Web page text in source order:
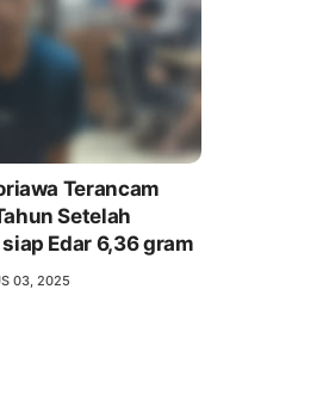
Terancam
Setelah
Edar 6,36 gram
03, 2025